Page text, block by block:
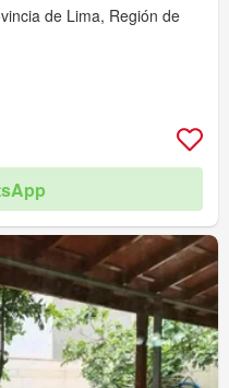
de Lima, Región de